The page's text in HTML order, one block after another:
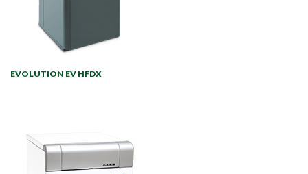
EVOLUTION EV HFDX